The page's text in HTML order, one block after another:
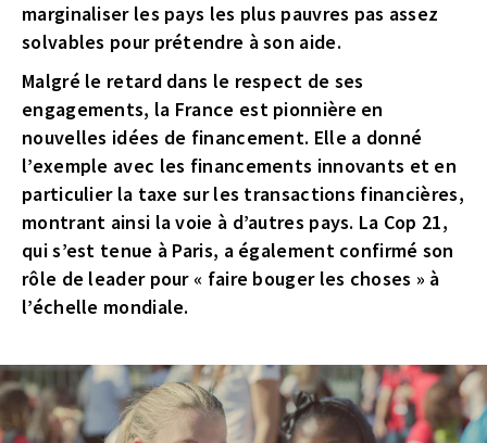
marginaliser les pays les plus pauvres pas assez
solvables pour prétendre à son aide.
Malgré le retard dans le respect de ses
engagements, la France est pionnière en
nouvelles idées de financement. Elle a donné
l’exemple avec les financements innovants et en
particulier la taxe sur les transactions financières,
montrant ainsi la voie à d’autres pays. La Cop 21,
qui s’est tenue à Paris, a également confirmé son
rôle de leader pour « faire bouger les choses » à
l’échelle mondiale.